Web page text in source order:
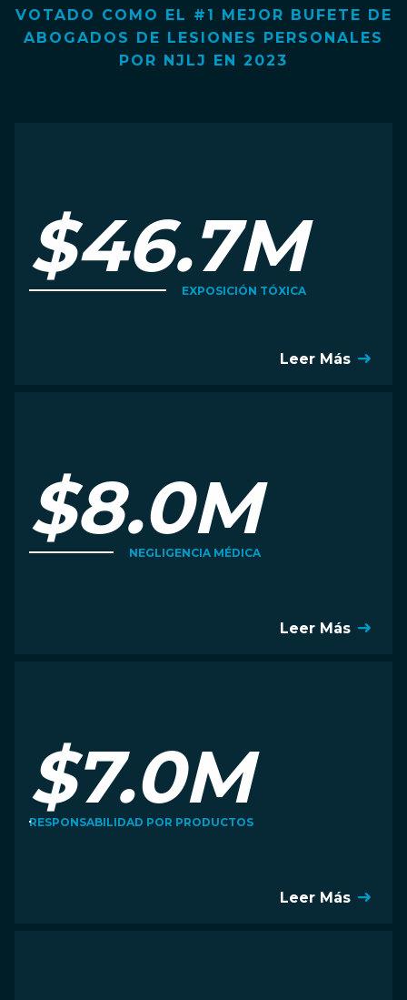
VOTADO COMO EL #1 MEJOR BUFETE DE
ABOGADOS DE LESIONES PERSONALES
POR NJLJ EN 2023
$46.7M
EXPOSICIÓN TÓXICA
Leer Más
$8.0M
NEGLIGENCIA MÉDICA
Leer Más
$7.0M
RESPONSABILIDAD POR PRODUCTOS
Leer Más